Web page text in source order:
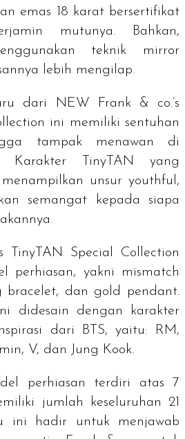
emas 18 karat bersertifikat
mutunya. Bahkan,
teknik mirror
lebih mengilap.
dari NEW Frank & co.’s
ini memiliki sentuhan
tampak menawan di
Karakter TinyTAN yang
unsur youthful,
semangat kepada siapa
TinyTAN Special Collection
perhiasan, yakni mismatch
bracelet, dan gold pendant.
didesain dengan karakter
dari BTS, yaitu: RM,
V, dan Jung Kook.
perhiasan terdiri atas 7
jumlah keseluruhan 21
ini hadir untuk menjawab